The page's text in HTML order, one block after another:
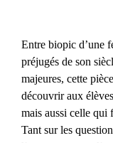
Entre biopic d’une
préjugés de son
majeures, cette
découvrir aux
mais aussi celle qui
Tant sur les